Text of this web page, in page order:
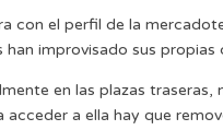
con el perfil de la
improvisado sus propias
en las plazas
a ella hay que